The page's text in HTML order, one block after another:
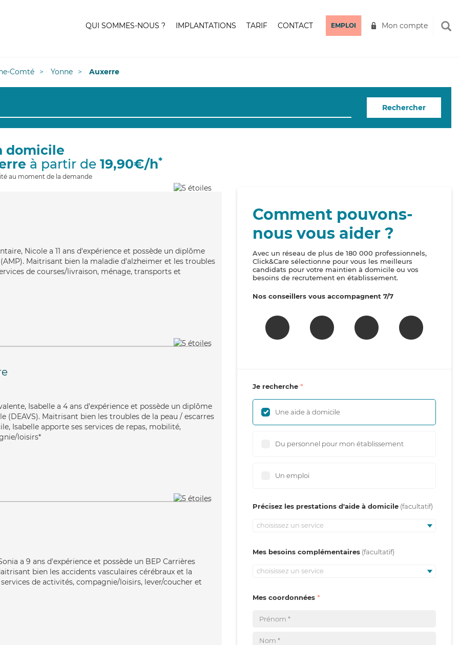
QUI SOMMES-NOUS ? IMPLANTATIONS TARIF CONTACT EMPLOI Mon compte
Comté Yonne Auxerre
Rechercher
domicile
à partir de 19,90€/h*
au moment de la demande
Nicole a 11 ans d'expérience et possède un diplôme
Maitrisant bien la maladie d'alzheimer et les troubles
de courses/livraison, ménage, transports et
Isabelle a 4 ans d'expérience et possède un diplôme
(DEAVS). Maitrisant bien les troubles de la peau / escarres
Isabelle apporte ses services de repas, mobilité,
loisirs*
a 9 ans d'expérience et possède un BEP Carrières
bien les accidents vasculaires cérébraux et la
de activités, compagnie/loisirs, lever/coucher et
Comment pouvons-
nous vous aider ?
Avec un réseau de plus de 180 000 professionnels,
Click&Care sélectionne pour vous les meilleurs
candidats pour votre maintien à domicile ou vos
besoins de recrutement en établissement.
Nos conseillers vous accompagnent 7/7
Je recherche
Une aide à domicile
Du personnel pour mon établissement
Un emploi
Précisez les prestations d'aide à domicile
choisissez un service
Mes besoins complémentaires
choisissez un service
Mes coordonnées